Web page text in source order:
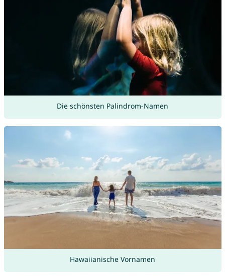
Die schönsten Palindrom-Namen
Hawaiianische Vornamen